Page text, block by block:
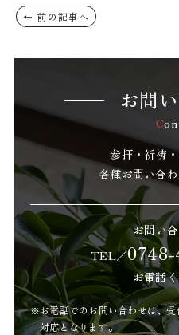
← 前の記事へ
お問
参拝・祈祷・
各種お問い合
お問い
TEL／
お電話
※お電話でのお問い合わせは、
対応となります。